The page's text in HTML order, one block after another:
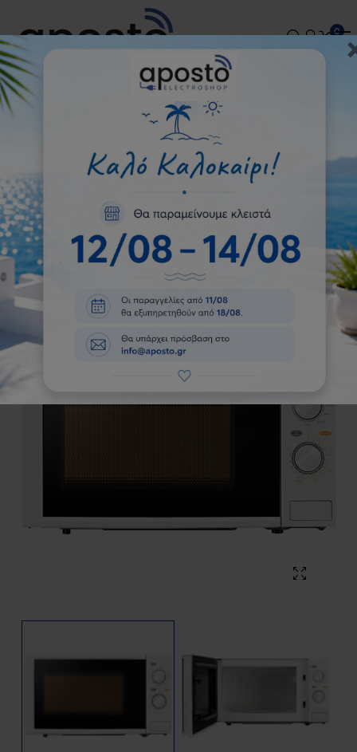
Τηλεφωνικές παραγγελίες:
2109225798-2109225098 0
Matsui M17MW16E White
Φούρνος Μικροκυμάτων
Κουζίνες-Φούρνοι
Φούρνοι Μικροκυμάτων
Matsui M17MW16E White Φούρνος Μικροκυμάτων